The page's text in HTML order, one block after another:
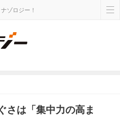
ゾロジー！
さは「集中力の高ま